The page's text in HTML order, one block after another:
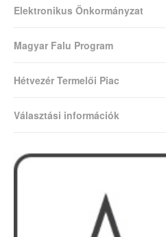
Elektronikus Önkormányzat
Magyar Falu Program
Hétvezér Termelői Piac
Választási információk